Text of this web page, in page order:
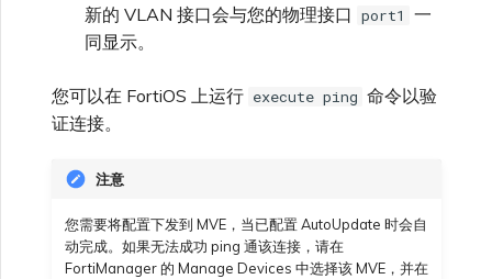
新的 VLAN 接口会与您的物理接口 port1
一
同显示。
您可以在 FortiOS 上运行 execute ping 命令以验
证连接。
注意
您需要将配置下发到 MVE，当已配置 AutoUpdate 时会自
动完成。如果无法成功 ping 通该连接，请在
FortiManager 的 Manage Devices 中选择该 MVE，并在